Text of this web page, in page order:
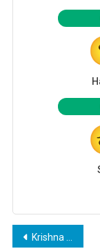
Krishna Janmastami em Curitiba